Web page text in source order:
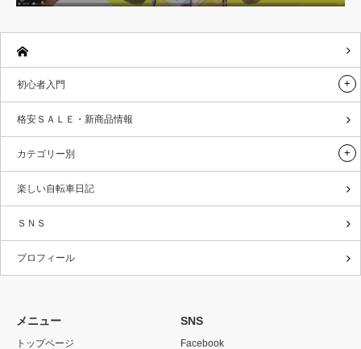
初心者入門
格安ＳＡＬＥ・新商品情報
カテゴリー別
楽しい自転車日記
ＳＮＳ
プロフィール
メニュー
トップページ
SNS
Facebook